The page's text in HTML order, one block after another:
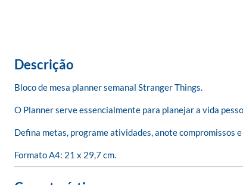
Descrição
Bloco de mesa planner semanal Stranger Things.
O Planner serve essencialmente para planejar a vida
Defina metas, programe atividades, anote compromissos
Formato A4: 21 x 29,7 cm.